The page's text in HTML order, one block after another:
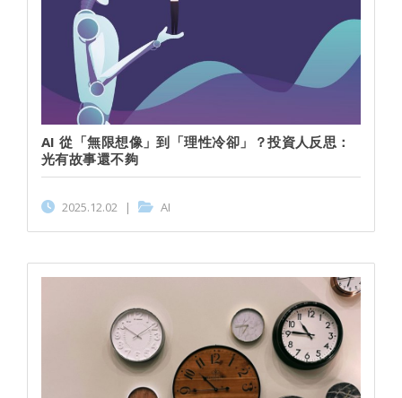
AI 從「無限想像」到「理性冷卻」？投資人反思：
光有故事還不夠
2025.12.02 | AI